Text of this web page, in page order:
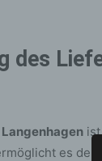
des
Langenhagen
es